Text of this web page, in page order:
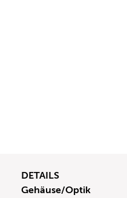
DETAILS
Gehäuse/Optik